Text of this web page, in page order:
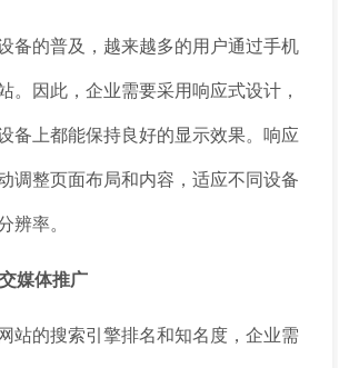
备的普及，越来越多的用户通过手机
。因此，企业需要采用响应式设计，
备上都能保持良好的显示效果。响应
调整页面布局和内容，适应不同设备
辨率。
媒体推广
站的搜索引擎排名和知名度，企业需